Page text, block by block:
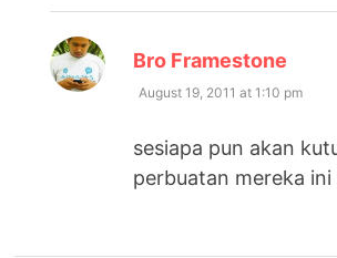
Bro Framestone
August 19, 2011 at 1:10 pm
sesiapa pun akan
perbuatan mereka ini